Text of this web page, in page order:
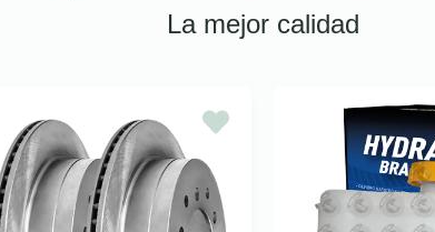
La mejor calidad